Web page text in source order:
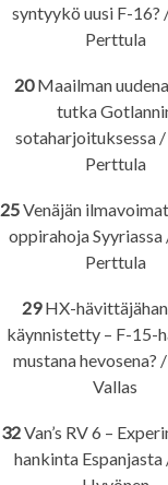
syntyykö uusi F-16?
Perttula
20Maailman
tutka
sotaharjoituksessa
Perttula
25Venäjän
oppirahoja
Perttula
29HX-
käynnistetty – F-15-
mustana hevosena?
Vallas
32Van’s RV 6 –
hankinta